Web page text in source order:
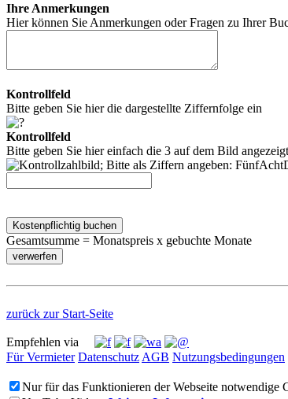
Ihre Anmerkungen
Hier können Sie Anmerkungen oder Fragen zu Ihrer
Kontrollfeld
Bitte geben Sie hier die dargestellte Ziffernfolge ein
Kontrollfeld
Bitte geben Sie hier einfach die 3 auf dem Bild
Kostenpflichtig buchen
Gesamtsumme = Monatspreis x gebuchte Monate
zurück zur Start-Seite
Empfehlen via
Für Vermieter Datenschutz AGB Nutzungsbedingungen
Nur für das Funktionieren der Webseite notwendige